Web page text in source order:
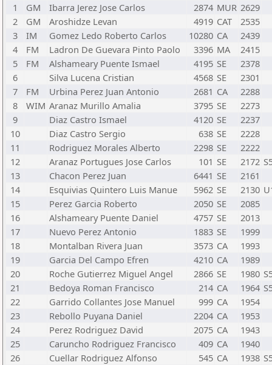
1
GM Ibarra Jerez Jose Carlos 2874 MUR 2629
2
GM Aroshidze Levan 4919 CAT
2535
3
IM Gomez Ledo Roberto Carlos 10280 CA
2439
4
FM Ladron De Guevara Pinto Paolo 3396 MA
2415
5
FM Alshameary Puente Ismael 4195 SE
2378
6
Silva Lucena Cristian 4568 SE
2301
7
FM Urbina Perez Juan Antonio 2681 CA
2288
8
WIM Aranaz Murillo Amalia 3795 SE
2273
9
Diaz Castro Ismael 4120 SE
2237
10
Diaz Castro Sergio 638 SE
2228
11
Rodriguez Morales Alberto 2298 SE
2222
12
Aranaz Portugues Jose Carlos 101 SE 2172
13
Chacon Perez Juan 6441 SE
2161
14
Esquivias Quintero Luis Manue 5962 SE 2130
15
Perez Garcia Roberto 2050 SE
2085
16
Alshameary Puente Daniel 4757 SE
2013
17
Nuevo Perez Antonio 1883 SE
1999
18
Montalban Rivera Juan 3573 CA
1993
19
Garcia Del Campo Efren 4210 CA
1989
20
Roche Gutierrez Miguel Angel 2866 SE 1980
21
Bedoya Roman Francisco 214 CA 1964
22
Garrido Collantes Jose Manuel 999 CA
1954
23
Rebollo Puyana Daniel 2204 CA
1953
24
Perez Rodriguez David 2075 CA
1943
25
Caruncho Rodriguez Francisco 409 CA
1940
26
Cuellar Rodriguez Alfonso 545 CA 1938